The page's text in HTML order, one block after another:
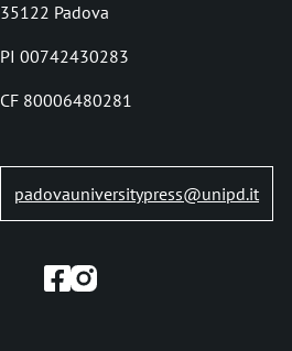
e
d
i
a
n
35122 Padova
PI 00742430283
CF 80006480281
padovauniversitypress@unipd.it